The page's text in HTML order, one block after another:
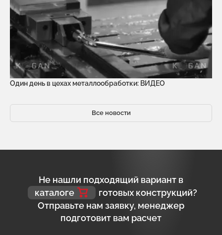
Один день в цехах металлообработки: ВИДЕО
Все новости
Не нашли подходящий вариант в
каталоге
готовых конструкций?
Отправьте нам заявку, менеджер
подготовит вам расчет